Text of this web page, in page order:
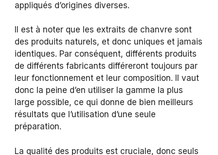
appliqués d’origines diverses.
Il est à noter que les extraits de chanvre sont
des produits naturels, et donc uniques et jamais
identiques. Par conséquent, différents produits
de différents fabricants différeront toujours par
leur fonctionnement et leur composition. Il vaut
donc la peine d’en utiliser la gamme la plus
large possible, ce qui donne de bien meilleurs
résultats que l’utilisation d’une seule
préparation.
La qualité des produits est cruciale, donc seuls